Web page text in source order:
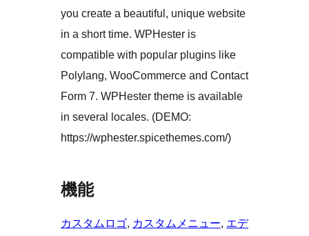
you create a beautiful, unique website
in a short time. WPHester is
compatible with popular plugins like
Polylang, WooCommerce and Contact
Form 7. WPHester theme is available
in several locales. (DEMO:
https://wphester.spicethemes.com/)
機能
カスタムロゴ, カスタムメニュー, エデ